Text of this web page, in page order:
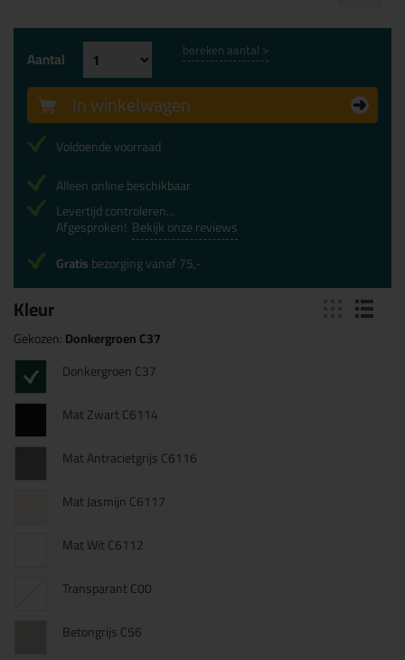
Kleur
Gekozen:Donkergroen C37
Donkergroen C37
Mat Zwart C6114
Mat Antracietgrijs C6116
Mat Jasmijn C6117
Mat Wit C6112
Transparant C00
Betongrijs C56
Aantal bereken aantal >
In winkelwagen
Voldoende voorraad
Alleen online beschikbaar
Levertijd controleren...
Afgesproken! Bekijk onze reviews
Gratisbezorging vanaf 75,-